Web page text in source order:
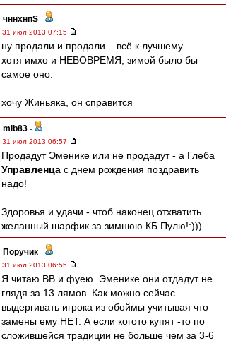
чннхнпS -
31 июл 2013 07:15
ну продали и продали... всё к лучшему.
хотя имхо и НЕВОВРЕМЯ, зимой было бы
самое оно.
хочу Жиньяка, он справится
mib83 -
31 июл 2013 06:57
Продадут Эменике или не продадут - а Глеба
Управленца с днем рождения поздравить
надо!
Здоровья и удачи - чтоб наконец отхватить
желанный шарфик за зимнюю КБ Пулю!:)))
Поручик -
31 июл 2013 06:55
Я читаю ВВ и фуею. Эменике они отдадут не
глядя за 13 лямов. Как можно сейчас
выдергивать игрока из обоймы учитывая что
замены ему НЕТ. А если когото купят -то по
сложившейся традиции не больше чем за 3-6